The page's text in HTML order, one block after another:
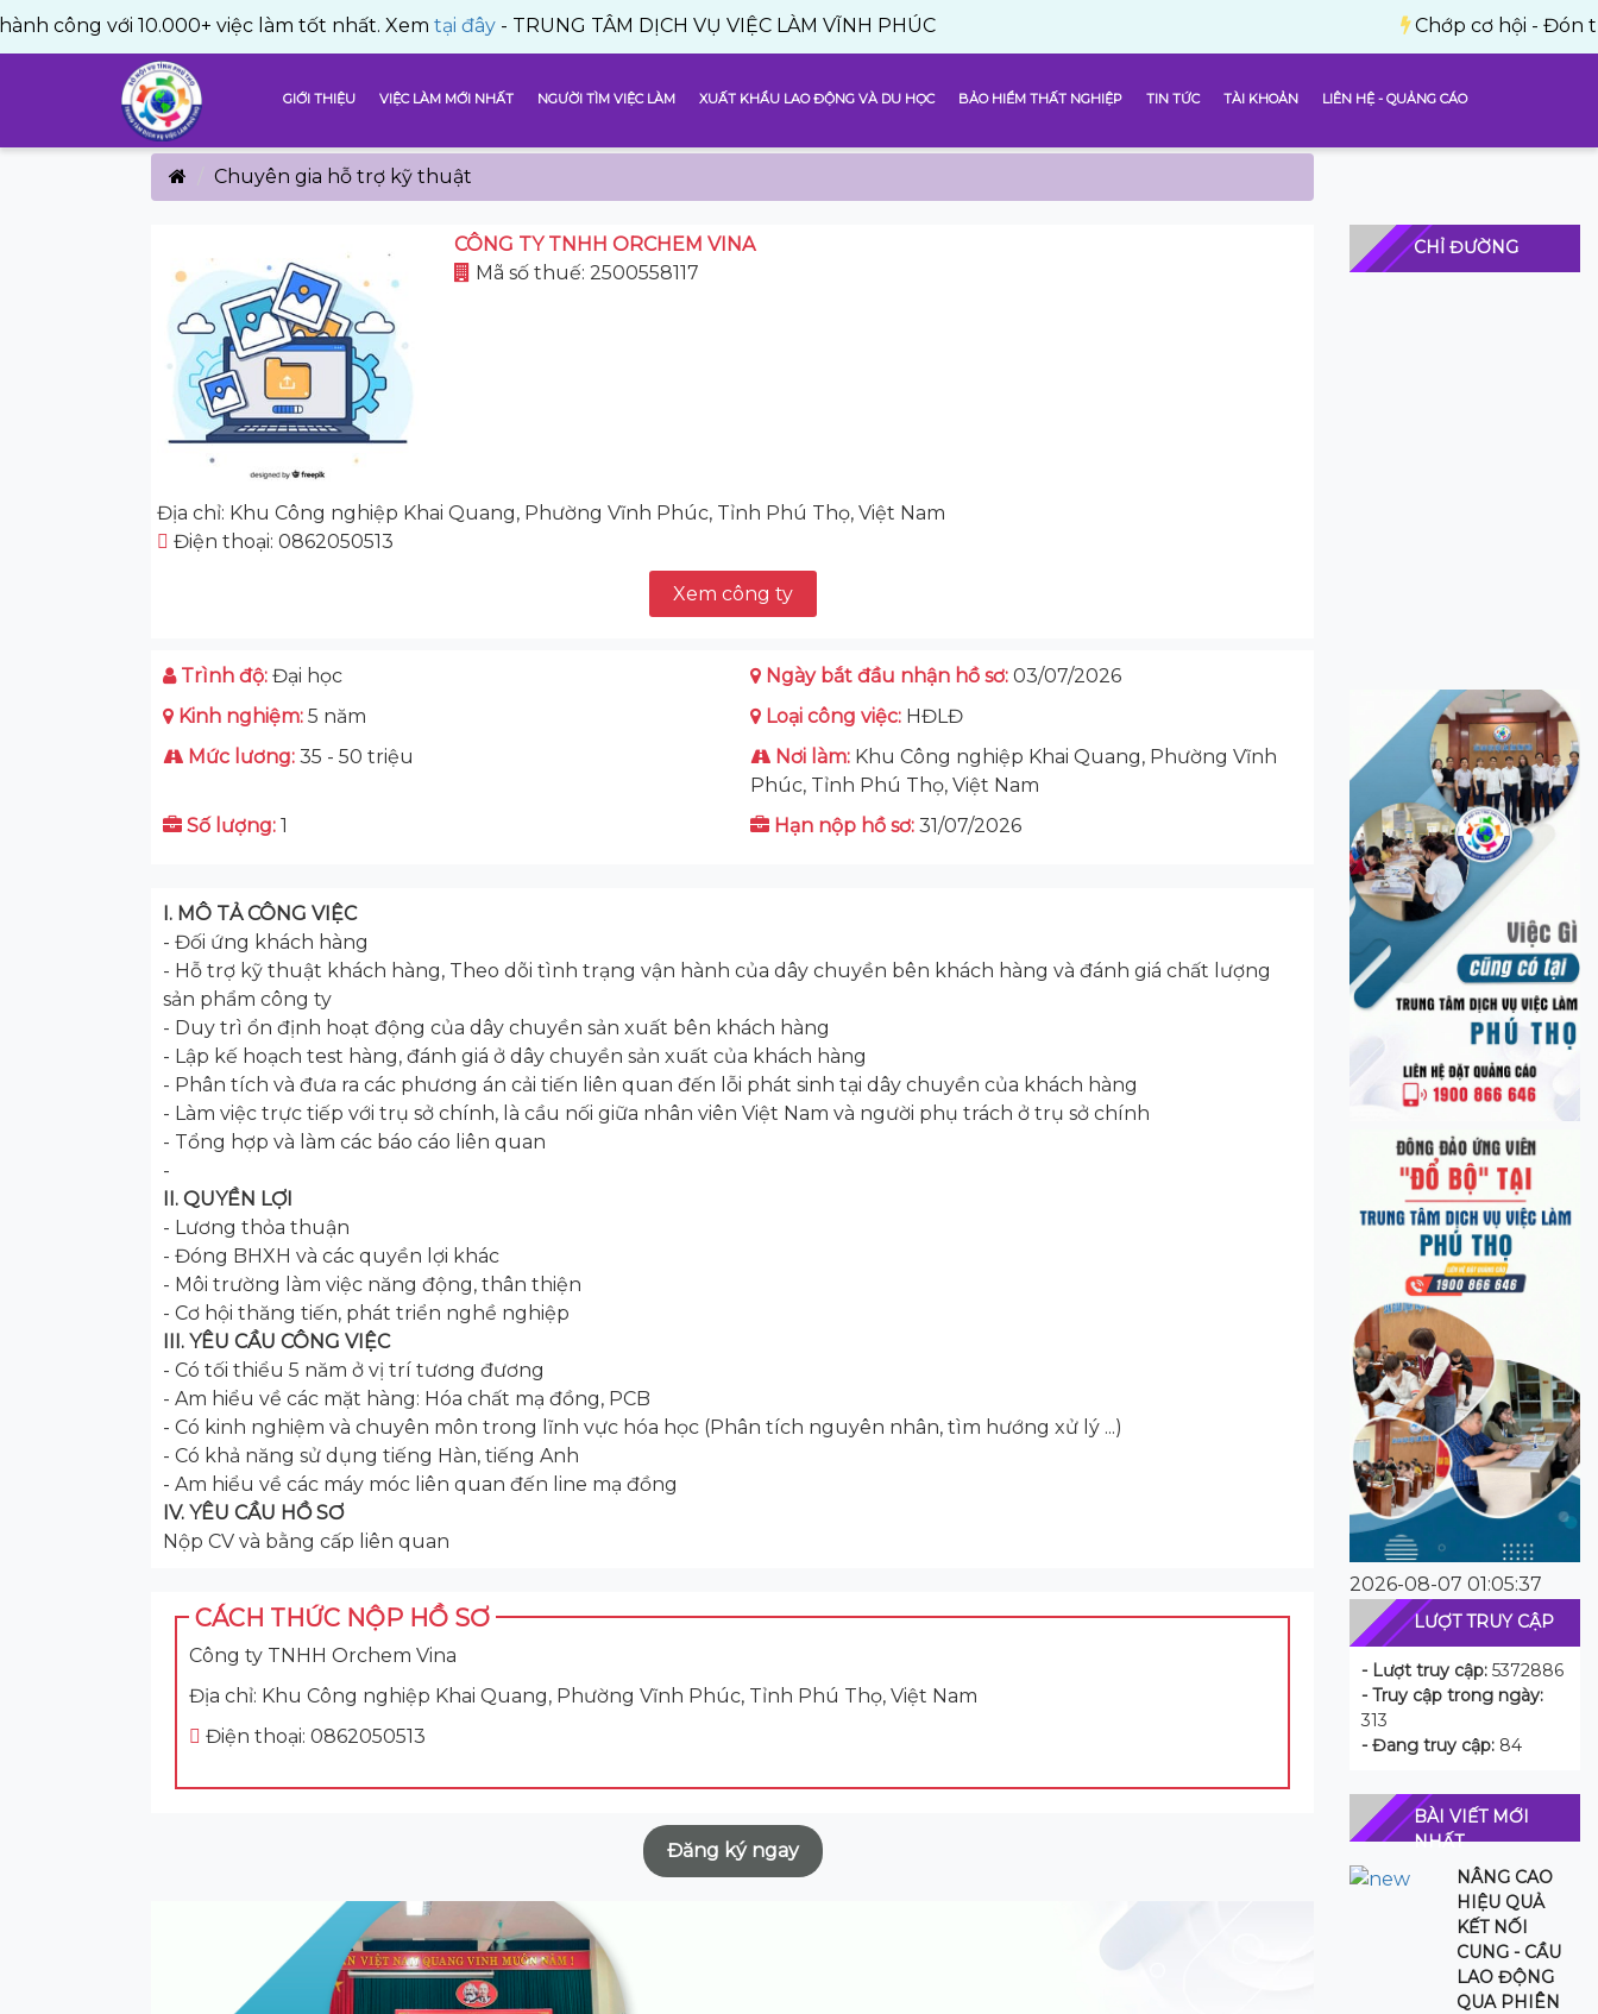
với 10.000+ việc làm tốt nhất. Xem tại đây- TRUNG TÂM DỊCH VỤ VIỆC LÀM VĨNH PHÚC Chớp cơ hội - Đón thành
GIỚI THIỆU VIỆC LÀM MỚI NHẤT NGƯỜI TÌM VIỆC LÀM XUẤT KHẨU LAO ĐỘNG VÀ DU HỌC BẢO HIỂM THẤT NGHIỆP TIN TỨC TÀI KHOẢN LIÊN HỆ - QUẢNG CÁO
Chuyên gia hỗ trợ kỹ thuật
CÔNG TY TNHH ORCHEM VINA
Mã số thuế: 2500558117
Địa chỉ: Khu Công nghiệp Khai Quang, Phường Vĩnh Phúc, Tỉnh Phú Thọ, Việt Nam
Điện thoại: 0862050513
Xem công ty
Trình độ: Đại học Ngày bắt đầu nhận hồ sơ: 03/07/2026
Kinh nghiệm: 5 năm Loại công việc: HĐLĐ
Mức lương: 35 - 50 triệu Nơi làm: Khu Công nghiệp Khai Quang, Phường Vĩnh
Phúc, Tỉnh Phú Thọ, Việt Nam
Số lượng: 1 Hạn nộp hồ sơ: 31/07/2026
I. MÔ TẢ CÔNG VIỆC
- Đối ứng khách hàng
- Hỗ trợ kỹ thuật khách hàng, Theo dõi tình trạng vận hành của dây chuyền bên khách hàng và đánh giá chất lượng
sản phẩm công ty
- Duy trì ổn định hoạt động của dây chuyền sản xuất bên khách hàng
- Lập kế hoạch test hàng, đánh giá ở dây chuyền sản xuất của khách hàng
- Phân tích và đưa ra các phương án cải tiến liên quan đến lỗi phát sinh tại dây chuyền của khách hàng
- Làm việc trực tiếp với trụ sở chính, là cầu nối giữa nhân viên Việt Nam và người phụ trách ở trụ sở chính
- Tổng hợp và làm các báo cáo liên quan
-
II. QUYỀN LỢI
- Lương thỏa thuận
- Đóng BHXH và các quyền lợi khác
- Môi trường làm việc năng động, thân thiện
- Cơ hội thăng tiến, phát triển nghề nghiệp
III. YÊU CẦU CÔNG VIỆC
- Có tối thiểu 5 năm ở vị trí tương đương
- Am hiểu về các mặt hàng: Hóa chất mạ đồng, PCB
- Có kinh nghiệm và chuyên môn trong lĩnh vực hóa học (Phân tích nguyên nhân, tìm hướng xử lý ...)
- Có khả năng sử dụng tiếng Hàn, tiếng Anh
- Am hiểu về các máy móc liên quan đến line mạ đồng
IV. YÊU CẦU HỒ SƠ
Nộp CV và bằng cấp liên quan
CÁCH THỨC NỘP HỒ SƠ
Công ty TNHH Orchem Vina
Địa chỉ: Khu Công nghiệp Khai Quang, Phường Vĩnh Phúc, Tỉnh Phú Thọ, Việt Nam
Điện thoại: 0862050513
Đăng ký ngay
CHỈ ĐƯỜNG
2026-08-07 01:05:37
LƯỢT TRUY CẬP
- Lượt truy cập: 5372886
- Truy cập trong ngày:
313
- Đang truy cập: 84
BÀI VIẾT MỚI
NHẤT
NÂNG CAO
HIỆU QUẢ
KẾT NỐI
CUNG - CẦU
LAO ĐỘNG
QUA PHIÊN